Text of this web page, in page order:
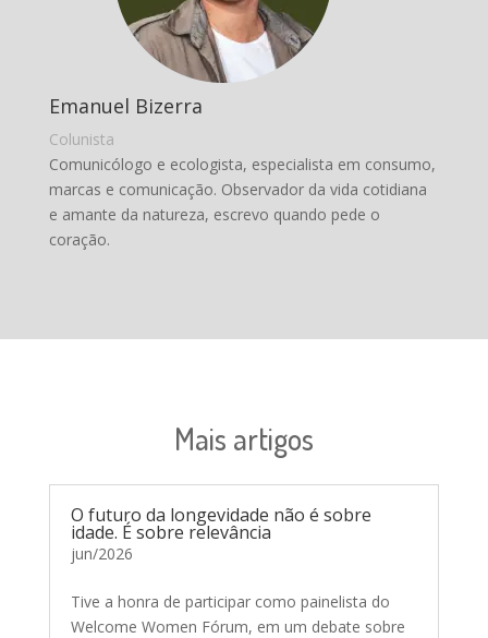
Emanuel Bizerra
Colunista
Comunicólogo e ecologista, especialista em consumo,
marcas e comunicação. Observador da vida cotidiana
e amante da natureza, escrevo quando pede o
coração.
Mais artigos
O futuro da longevidade não é sobre
idade. É sobre relevância
jun/2026
Tive a honra de participar como painelista do
Welcome Women Fórum, em um debate sobre